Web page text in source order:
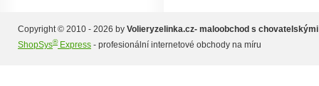
Copyright © 2010 - 2026 by Volieryzelinka.cz- maloobchod s
ShopSys®Express - profesionální internetové obchody na míru